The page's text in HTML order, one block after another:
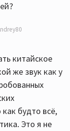
китайское
же звук как у
будто всё,
Это я не